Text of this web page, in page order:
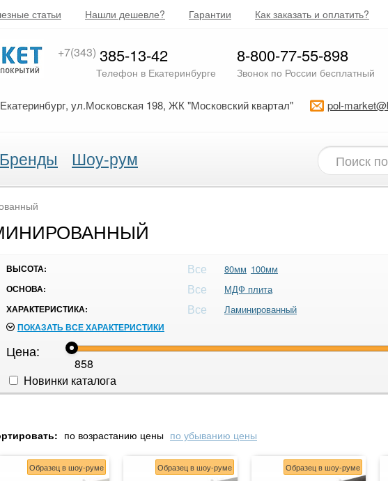
статьи Нашли дешевле? Гарантии Как заказать и оплатить?
+7(343) 385-13-42
Телефон в Екатеринбурге
8-800-77-55-898
Звонок по России бесплатный
Екатеринбург, ул.Московская 198, ЖК "Московский квартал" pol-
Бренды Шоу-рум
ВЫСОТА: Все 80мм 100мм
ОСНОВА: Все МДФ плита
ХАРАКТЕРИСТИКА: Все Ламинированный
ПОКАЗАТЬ ВСЕ ХАРАКТЕРИСТИКИ
Цена:
858
Новинки каталога
по возрастанию цены по убыванию цены
Образец в шоу-руме Образец в шоу-руме Образец в шоу-руме